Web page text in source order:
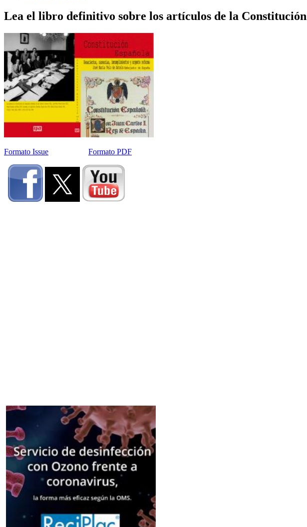
Lea el libro definitivo sobre los artículos de la Constitución
Formato Issue Formato PDF